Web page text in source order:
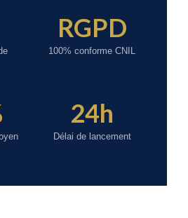
RGPD
100% conforme CNIL
24h
Délai de lancement